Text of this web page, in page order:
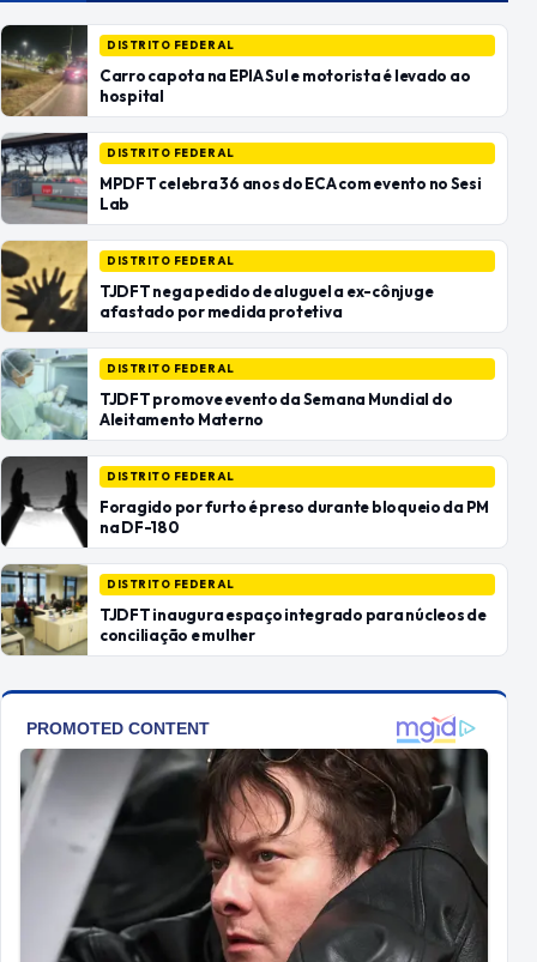
DISTRITO FEDERAL
Carro capota na EPIA Sul e motorista é levado ao
hospital
DISTRITO FEDERAL
MPDFT celebra 36 anos do ECA com evento no Sesi
Lab
DISTRITO FEDERAL
TJDFT nega pedido de aluguel a ex-cônjuge
afastado por medida protetiva
DISTRITO FEDERAL
TJDFT promove evento da Semana Mundial do
Aleitamento Materno
DISTRITO FEDERAL
Foragido por furto é preso durante bloqueio da PM
na DF-180
DISTRITO FEDERAL
TJDFT inaugura espaço integrado para núcleos de
conciliação e mulher